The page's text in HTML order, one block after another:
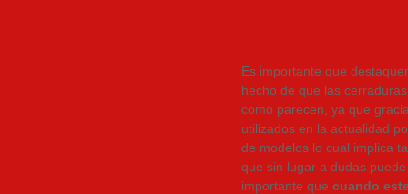
Es importante que
hecho de que las
como parecen, ya que
utilizados en la actualidad
de modelos lo cual implica
que sin lugar a dudas
importante que cuando